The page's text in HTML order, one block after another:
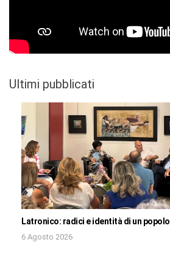
Ultimi pubblicati
Latronico: radici e identità di un popolo
6 Agosto 2026